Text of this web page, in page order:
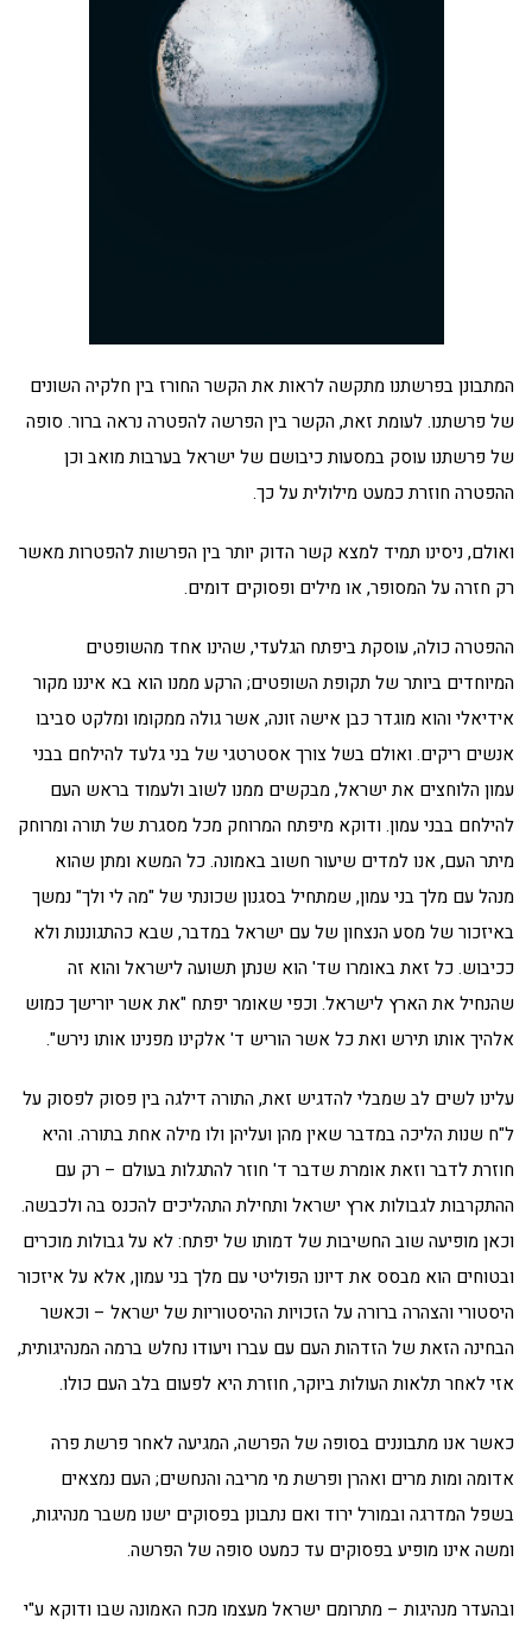
המתבונן בפרשתנו מתקשה לראות את הקשר החורז בין חלקיה השונים
של פרשתנו. לעומת זאת, הקשר בין הפרשה להפטרה נראה ברור. סופה
של פרשתנו עוסק במסעות כיבושם של ישראל בערבות מואב וכן
ההפטרה חוזרת כמעט מילולית על כך.
ואולם, ניסינו תמיד למצא קשר הדוק יותר בין הפרשות להפטרות מאשר
רק חזרה על המסופר, או מילים ופסוקים דומים.
ההפטרה כולה, עוסקת ביפתח הגלעדי, שהינו אחד מהשופטים
המיוחדים ביותר של תקופת השופטים; הרקע ממנו הוא בא איננו מקור
אידיאלי והוא מוגדר כבן אישה זונה, אשר גולה ממקומו ומלקט סביבו
אנשים ריקים. ואולם בשל צורך אסטרטגי של בני גלעד להילחם בבני
עמון הלוחצים את ישראל, מבקשים ממנו לשוב ולעמוד בראש העם
להילחם בבני עמון. ודוקא מיפתח המרוחק מכל מסגרת של תורה ומרוחק
מיתר העם, אנו למדים שיעור חשוב באמונה. כל המשא ומתן שהוא
מנהל עם מלך בני עמון, שמתחיל בסגנון שכונתי של "מה לי ולך" נמשך
באיזכור של מסע הנצחון של עם ישראל במדבר, שבא כהתגוננות ולא
ככיבוש. כל זאת באומרו שד' הוא שנתן תשועה לישראל והוא זה
שהנחיל את הארץ לישראל. וכפי שאומר יפתח "את אשר יורישך כמוש
אלהיך אותו תירש ואת כל אשר הוריש ד' אלקינו מפנינו אותו נירש".
עלינו לשים לב שמבלי להדגיש זאת, התורה דילגה בין פסוק לפסוק על
ל"ח שנות הליכה במדבר שאין מהן ועליהן ולו מילה אחת בתורה. והיא
חוזרת לדבר וזאת אומרת שדבר ד' חוזר להתגלות בעולם – רק עם
ההתקרבות לגבולות ארץ ישראל ותחילת התהליכים להכנס בה ולכבשה.
וכאן מופיעה שוב החשיבות של דמותו של יפתח: לא על גבולות מוכרים
ובטוחים הוא מבסס את דיונו הפוליטי עם מלך בני עמון, אלא על איזכור
היסטורי והצהרה ברורה על הזכויות ההיסטוריות של ישראל – וכאשר
הבחינה הזאת של הזדהות העם עם עברו ויעודו נחלש ברמה המנהיגותית,
אזי לאחר תלאות העולות ביוקר, חוזרת היא לפעום בלב העם כולו.
כאשר אנו מתבוננים בסופה של הפרשה, המגיעה לאחר פרשת פרה
אדומה ומות מרים ואהרן ופרשת מי מריבה והנחשים; העם נמצאים
בשפל המדרגה ובמורל ירוד ואם נתבונן בפסוקים ישנו משבר מנהיגות,
ומשה אינו מופיע בפסוקים עד כמעט סופה של הפרשה.
ובהעדר מנהיגות – מתרומם ישראל מעצמו מכח האמונה שבו ודוקא ע"י